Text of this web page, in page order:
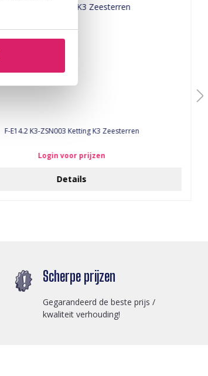
F-E14.2 K3-ZSN003 Ketting K3 Zeesterren
Login voor prijzen
Details
Scherpe prijzen
Gegarandeerd de beste prijs /
kwaliteit verhouding!